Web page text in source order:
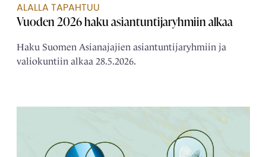
ALALLA TAPAHTUU
Vuoden 2026 haku asiantuntijaryhmiin alkaa
Haku Suomen Asianajajien asiantuntijaryhmiin ja
valiokuntiin alkaa 28.5.2026.